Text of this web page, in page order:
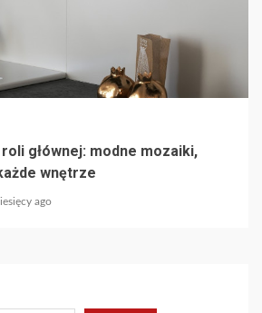
głównej: modne mozaiki,
wnętrze
ago